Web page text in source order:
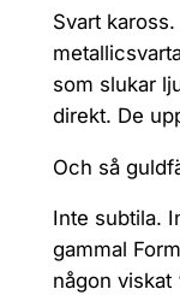
Svart
som slukar
direkt. De
Och så
Inte subtila.
gammal
någon viskat